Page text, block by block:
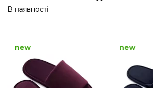
В наявності
new new